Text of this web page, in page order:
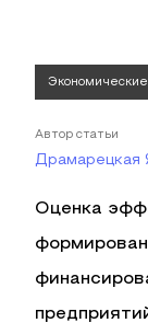
Экономические
Автор статьи
Драмарецкая
Оценка